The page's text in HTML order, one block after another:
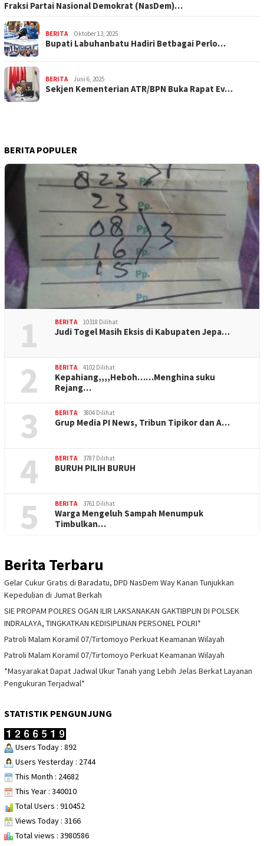
Fraksi Partai Nasional Demokrat (NasDem)…
BERITA Oktober 13, 2025
Bupati Labuhanbatu Hadiri Betbagai Perlo…
BERITA Juni 6, 2025
Sekjen Kementerian ATR/BPN Buka Rapat Ev…
BERITA POPULER
1 BERITA 10318 Dilihat
Judi Togel Masih Eksis di Kabupaten Jepa…
2 BERITA 4102 Dilihat
Kepahiang,,,,Heboh……Menghina suku
Rejang…
3 BERITA 3804 Dilihat
Grup Media PI News, Tribun Tipikor dan A…
4 BERITA 3787 Dilihat
BURUH PILIH BURUH
5 BERITA 3761 Dilihat
Warga Mengeluh Sampah Menumpuk
Timbulkan…
Berita Terbaru
Gelar Cukur Gratis di Baradatu, DPD NasDem Way Kanan Tunjukkan
Kepedulian di Jumat Berkah
SIE PROPAM POLRES OGAN ILIR LAKSANAKAN GAKTIBPLIN DI POLSEK
INDRALAYA, TINGKATKAN KEDISIPLINAN PERSONEL POLRI*
Patroli Malam Koramil 07/Tirtomoyo Perkuat Keamanan Wilayah
Patroli Malam Koramil 07/Tirtomoyo Perkuat Keamanan Wilayah
*Masyarakat Dapat Jadwal Ukur Tanah yang Lebih Jelas Berkat Layanan
Pengukuran Terjadwal*
STATISTIK PENGUNJUNG
Users Today : 892
Users Yesterday : 2744
This Month : 24682
This Year : 340010
Total Users : 910452
Views Today : 3166
Total views : 3980586